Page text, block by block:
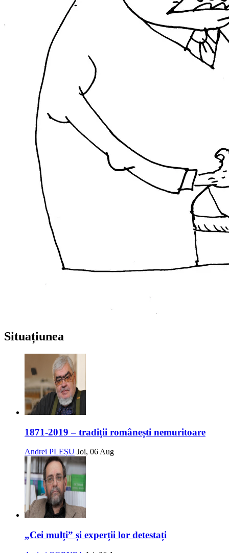
Situațiunea
1871-2019 – tradiții românești nemuritoare
Andrei PLEȘU Joi, 06 Aug
„Cei mulți” și experții lor detestați